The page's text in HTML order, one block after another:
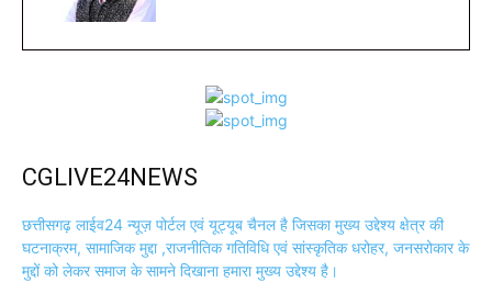
CGLIVE24NEWS
छत्तीसगढ़ लाईव24 न्यूज़ पोर्टल एवं यूट्यूब चैनल है जिसका मुख्य उद्देश्य क्षेत्र की
घटनाक्रम, सामाजिक मुद्दा ,राजनीतिक गतिविधि एवं सांस्कृतिक धरोहर, जनसरोकार के
मुद्दों को लेकर समाज के सामने दिखाना हमारा मुख्य उद्देश्य है।